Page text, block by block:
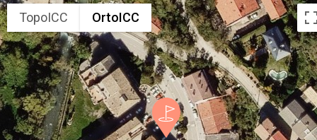
TopoICC OrtoICC